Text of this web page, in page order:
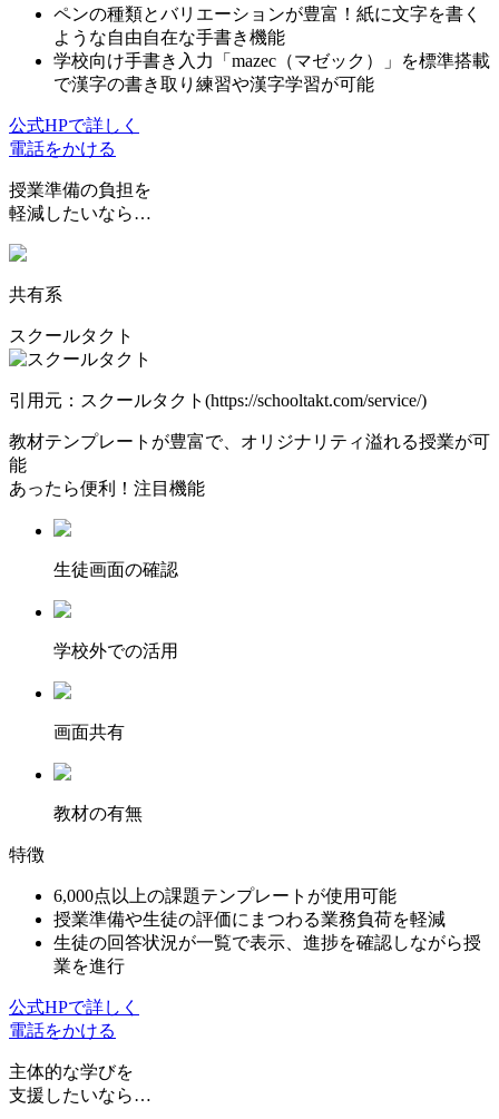
ペンの種類とバリエーションが豊富！紙に文字を書く
ような自由自在な手書き機能
学校向け手書き入力「mazec（マゼック）」を標準搭載
で漢字の書き取り練習や漢字学習が可能
公式HPで詳しく
電話をかける
授業準備の負担を
軽減したいなら…
共有系
スクールタクト
引用元：スクールタクト(https://schooltakt.com/service/)
教材テンプレートが豊富で、オリジナリティ溢れる授業が可
能
あったら便利！注目機能
⽣徒画⾯の確認
学校外での活用
画面共有
教材の有無
特徴
6,000点以上の課題テンプレートが使用可能
授業準備や生徒の評価にまつわる業務負荷を軽減
生徒の回答状況が一覧で表示、進捗を確認しながら授
業を進行
公式HPで詳しく
電話をかける
主体的な学びを
支援したいなら…